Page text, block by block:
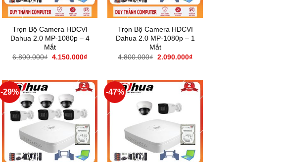
Trọn Bộ Camera HDCVI
Dahua 2.0 MP-1080p – 4
Mắt
6.800.000₫ 4.150.000₫
Trọn Bộ Camera HDCVI
Dahua 2.0 MP-1080p – 1
Mắt
4.800.000₫ 2.090.000₫
-29% -47%